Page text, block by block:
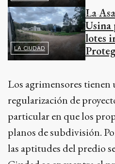
LA CIUDAD
La
Usina
lotes
Los agrimensores
regularización de
particular en que los
planos de subdivisión.
las aptitudes del predio